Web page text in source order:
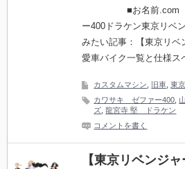
■お名前.com 【山
ー400ドラケン東京リベ
みたい記事：【東京リベ
愛車バイク一覧と仕様
カスタムマシン 旧車 ,東
カワサキ ゼファー400
ズ ,龍宮寺 堅 ドラケン
コメントを書く
【東京リベンジ